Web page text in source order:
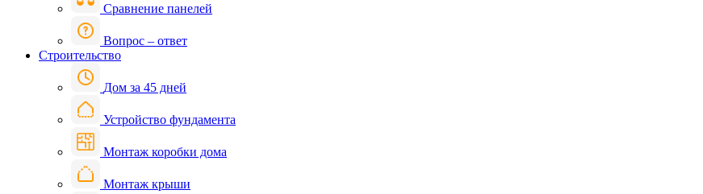
Сравнение панелей
Вопрос – ответ
Строительство
Дом за 45 дней
Устройство фундамента
Монтаж коробки дома
Монтаж крыши